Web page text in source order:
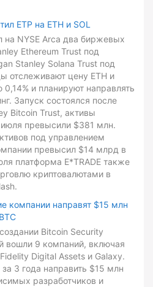
ETP на ETH и SOL
на NYSE Arca два биржевых
Ethereum Trust под
Stanley Solana Trust под
отслеживают цену ETH и
и планируют направлять
Запуск состоялся после
Bitcoin Trust, активы
июля превысили $381 млн.
под управлением
превысил $14 млрд в
платформа E*TRADE также
криптовалютами в
компании направят $15 млн
Bitcoin Security
вошли 9 компаний, включая
Digital Assets и Galaxy.
3 года направить $15 млн
разработчиков и